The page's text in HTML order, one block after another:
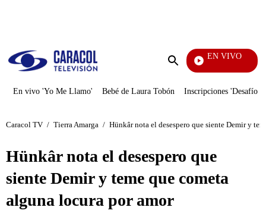
Enviar
EN VIVO
En vivo 'Yo Me Llamo' Bebé de Laura Tobón Inscripciones 'Desafío'
Caracol TV / Tierra Amarga / Hünkâr nota el desespero que siente Demir y
Hünkâr nota el desespero que
siente Demir y teme que cometa
alguna locura por amor